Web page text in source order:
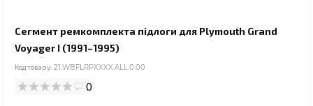
Сегмент ремкомплекта підлоги для Plymouth Grand
Voyager I (1991–1995)
Код товару: 21.WBFLRPXXXX.ALL.0.00
0